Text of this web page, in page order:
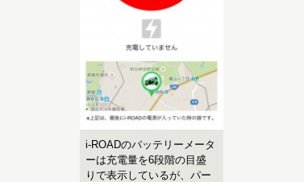
i-ROADのバッテリーメータ
ーは充電量を6段階の目盛
りで表示しているが、パー